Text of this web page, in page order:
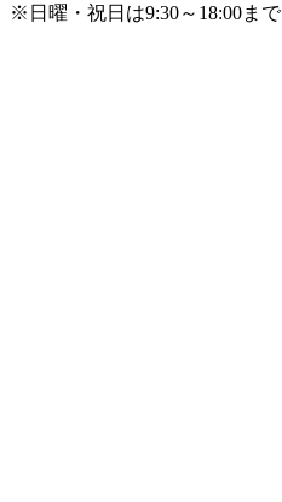
※日曜・祝日は9:30～18:00まで